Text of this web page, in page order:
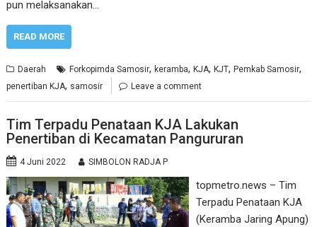
pun melaksanakan…
READ MORE
Daerah Forkopimda Samosir,keramba,KJA,KJT,Pemkab Samosir,
penertiban KJA, samosir Leave a comment
Tim Terpadu Penataan KJA Lakukan
Penertiban di Kecamatan Pangururan
4 Juni 2022 SIMBOLON RADJA P
topmetro.news – Tim
Terpadu Penataan KJA
(Keramba Jaring Apung)